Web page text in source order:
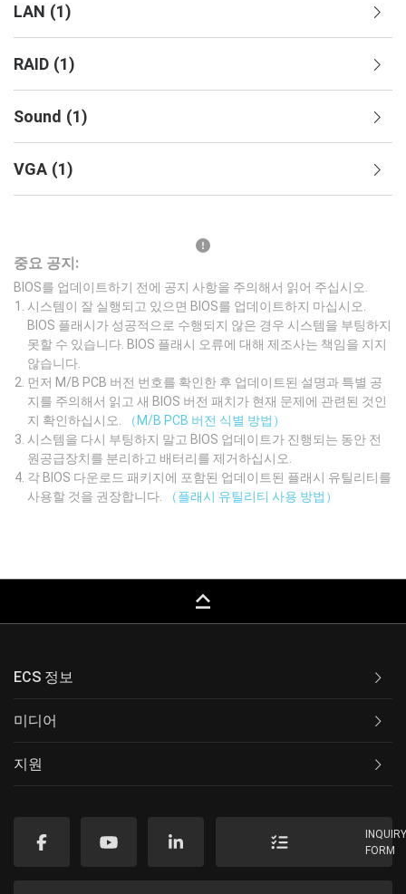
LAN (1)
RAID (1)
Sound (1)
VGA (1)
중요 공지:
BIOS를 업데이트하기 전에 공지 사항을 주의해서 읽어 주십시오.
시스템이 잘 실행되고 있으면 BIOS를 업데이트하지 마십시오.
BIOS 플래시가 성공적으로 수행되지 않은 경우 시스템을 부팅하지
못할 수 있습니다. BIOS 플래시 오류에 대해 제조사는 책임을 지지
않습니다.
먼저 M/B PCB 버전 번호를 확인한 후 업데이트된 설명과 특별 공
지를 주의해서 읽고 새 BIOS 버전 패치가 현재 문제에 관련된 것인
지 확인하십시오.
（M/B PCB 버전 식별 방법）
시스템을 다시 부팅하지 말고 BIOS 업데이트가 진행되는 동안 전
원공급장치를 분리하고 배터리를 제거하십시오.
각 BIOS 다운로드 패키지에 포함된 업데이트된 플래시 유틸리티를
사용할 것을 권장합니다.
（플래시 유틸리티 사용 방법）
keyboard_capslock
ECS 정보
미디어
지원
FORM